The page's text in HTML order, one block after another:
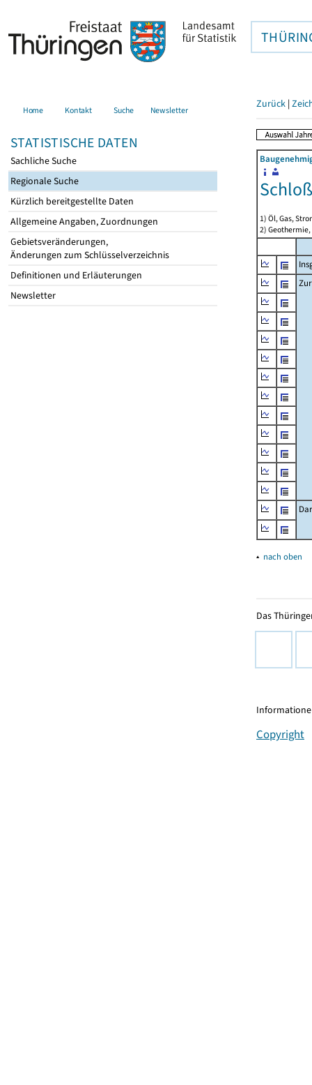
Home Kontakt Suche Newsletter
STATISTISCHE DATEN
Sachliche Suche
Regionale Suche
Kürzlich bereitgestellte Daten
Allgemeine Angaben, Zuordnungen
Gebietsveränderungen,
Änderungen zum Schlüsselverzeichnis
Definitionen und Erläuterungen
Newsletter
Zurück |
1) Öl, Gas,
2)
▴ nach oben
Das
Copyright